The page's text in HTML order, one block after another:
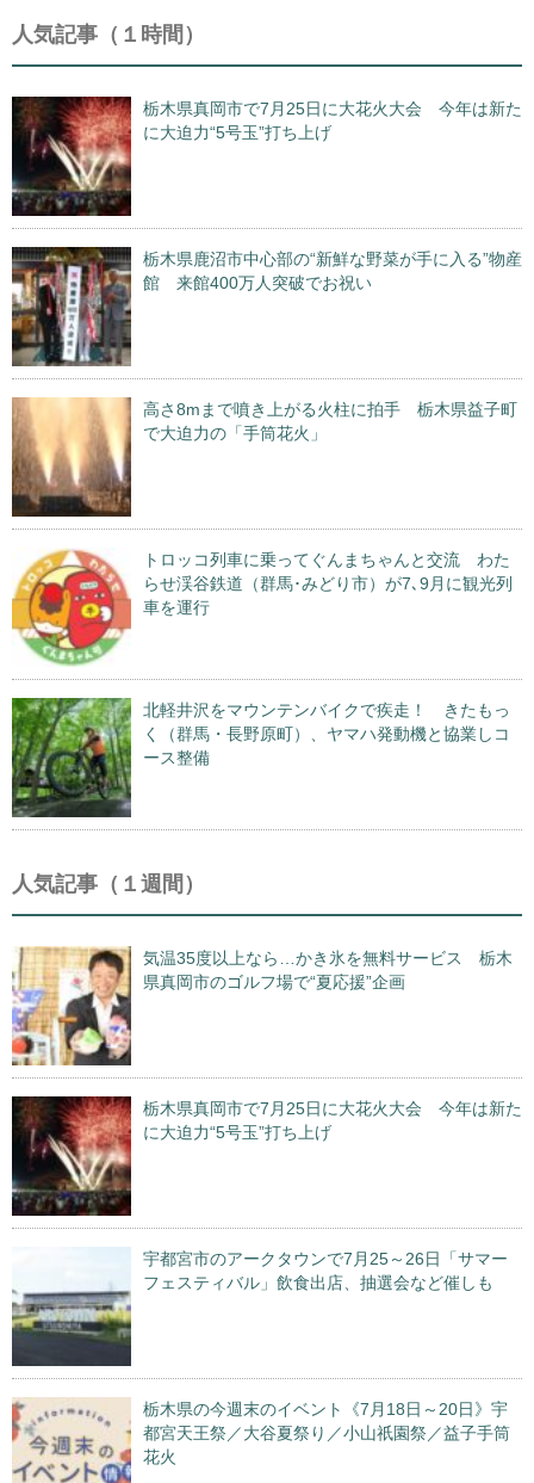
人気記事（１時間）
栃木県真岡市で7月25日に大花火大会 今年は新た
に大迫力“5号玉”打ち上げ
栃木県鹿沼市中心部の“新鮮な野菜が手に入る”物産
館 来館400万人突破でお祝い
高さ8mまで噴き上がる火柱に拍手 栃木県益子町
で大迫力の「手筒花火」
トロッコ列車に乗ってぐんまちゃんと交流 わた
らせ渓谷鉄道（群馬･みどり市）が7､9月に観光列
車を運行
北軽井沢をマウンテンバイクで疾走！ きたもっ
く（群馬・長野原町）、ヤマハ発動機と協業しコ
ース整備
人気記事（１週間）
気温35度以上なら…かき氷を無料サービス 栃木
県真岡市のゴルフ場で“夏応援”企画
栃木県真岡市で7月25日に大花火大会 今年は新た
に大迫力“5号玉”打ち上げ
宇都宮市のアークタウンで7月25～26日「サマー
フェスティバル」飲食出店、抽選会など催しも
栃木県の今週末のイベント《7月18日～20日》宇
都宮天王祭／大谷夏祭り／小山祇園祭／益子手筒
花火